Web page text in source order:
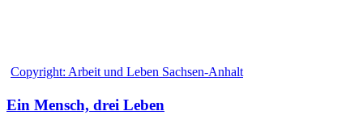
Copyright: Arbeit und Leben Sachsen-Anhalt
Ein Mensch, drei Leben